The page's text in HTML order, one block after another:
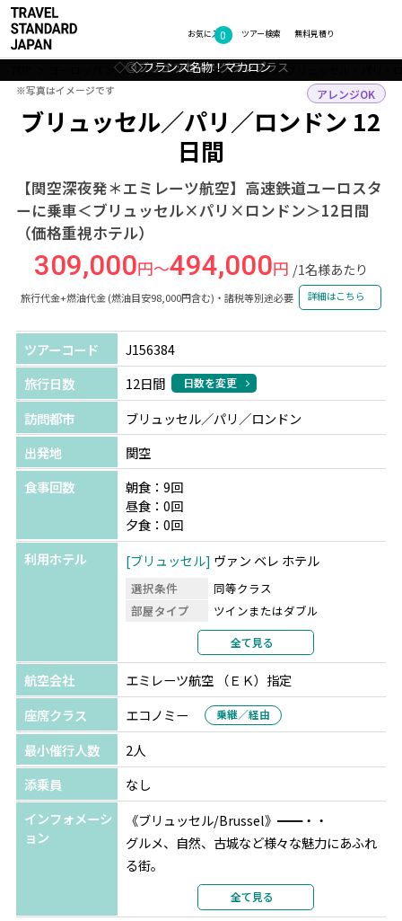
お気に入り
0 無料見積り
ツアー検索
ベルギー・フランス・イギリス ブリュッセル・パリ・
ブリュッセル／パリ／ロンドン 12
日間
【関空深夜発＊エミレーツ航空】高速鉄道ユーロスタ
ーに乗車＜ブリュッセル×パリ×ロンドン＞12日間
（価格重視ホテル）
アレンジOK
309,000円～494,000円 /1名様あたり
旅行代金+燃油代金 (燃油目安98,000円含む)・諸税等別途必要 詳細はこちら
◇◎ロンドン：街並み
◇◎アフタヌーンティー
◇◎ブリュッセル：グランプラス
◇フランス名物！マカロン
フォトギャラリー
※写真はイメージです
※写真はイメージです
ツアーコード
J156384
旅行日数
12日間 日数を変更
訪問都市
ブリュッセル／パリ／ロンドン
出発地
関空
食事回数
朝食：9回
昼食：0回
夕食：0回
利用ホテル
ブリュッセル ヴァン ベレ ホテル
選択条件
同等クラス
部屋タイプ
ツインまたはダブル
2名1室利用
部屋カテゴリ
指定なし
パリ ibis Styles Paris Hippodrome de
Vincennes
★★
選択条件
同等クラス
部屋タイプ
利用形態
部屋カテゴリ
指定なし
ロンドン アポロ ホテル ★★
選択条件
ツインまたはダブル
2名1室利用
全て見る
航空会社
エミレーツ航空 （ＥＫ）指定
座席クラス
エコノミー 乗継／経由
最小催行人数
2人
添乗員
なし
インフォメーシ
ョン
《ブリュッセル/Brussel》━━・・
グルメ、自然、古城など様々な魅力にあふれ
る街。
市庁舎のある中心部、グランプラス広場が世
界遺産に登録されています。
全て見る